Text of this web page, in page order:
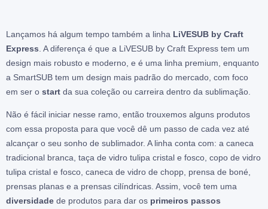
Lançamos há algum tempo também a linha LiVESUB by Craft
Express . A diferença é que a LiVESUB by Craft Express tem um
design mais robusto e moderno, e é uma linha premium, enquanto
a SmartSUB tem um design mais padrão do mercado, com foco
em ser o start da sua coleção ou carreira dentro da sublimação.
Não é fácil iniciar nesse ramo, então trouxemos alguns produtos
com essa proposta para que você dê um passo de cada vez até
alcançar o seu sonho de sublimador. A linha conta com: a caneca
tradicional branca, taça de vidro tulipa cristal e fosco, copo de vidro
tulipa cristal e fosco, caneca de vidro de chopp, prensa de boné,
prensas planas e a prensas cilíndricas. Assim, você tem uma
diversidade de produtos para dar os primeiros passos